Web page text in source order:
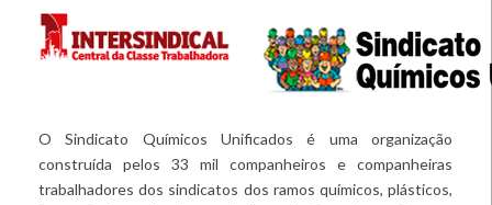
O Sindicato Químicos Unificados é uma organização
construída pelos 33 mil companheiros e companheiras
trabalhadores dos sindicatos dos ramos químicos, plásticos,